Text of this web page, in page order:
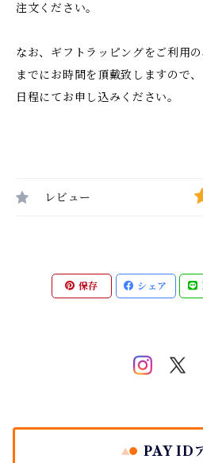
注文ください。
なお、ギフトラッピングをご利用
までにお時間を頂戴致しますので
日程にてお申し込みください。
レビュー
保存 シェア
PAY ID